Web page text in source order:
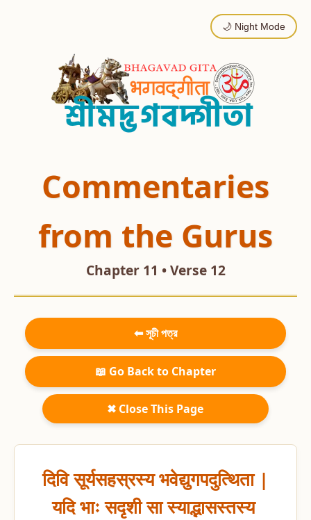
🌙 Night Mode
Commentaries
from the Gurus
Chapter 11 • Verse 12
⬅ সূচী পত্র
📖 Go Back to Chapter
✖ Close This Page
दिवि सूर्यसहस्रस्य भवेद्युगपदुत्थिता |
यदि भाः सदृशी सा स्याद्भासस्तस्य